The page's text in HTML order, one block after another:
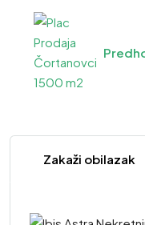
Zakaži obilazak